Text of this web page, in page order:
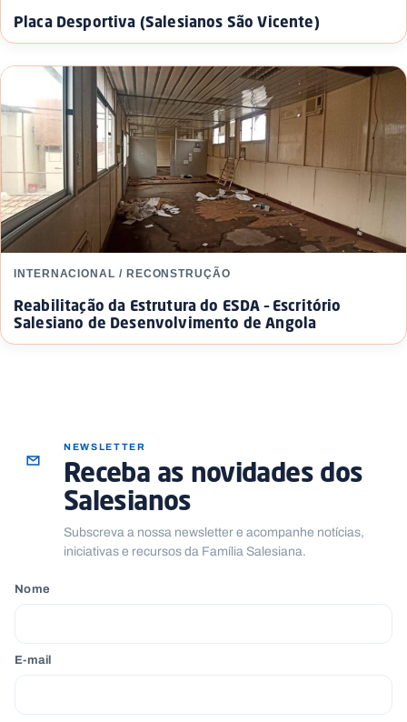
Placa Desportiva (Salesianos São Vicente)
INTERNACIONAL / RECONSTRUÇÃO
Reabilitação da Estrutura do ESDA – Escritório
Salesiano de Desenvolvimento de Angola
NEWSLETTER
Receba as novidades dos
Salesianos
Subscreva a nossa newsletter e acompanhe notícias,
iniciativas e recursos da Família Salesiana.
Nome
E-mail